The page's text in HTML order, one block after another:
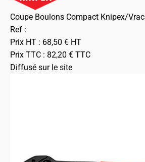
Coupe Boulons Compact Knipex/Vrac
Ref :
Prix HT : 68,50 € HT
Prix TTC : 82,20 € TTC
Diffusé sur le site